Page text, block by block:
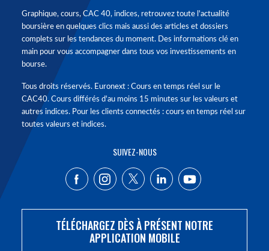
Graphique, cours, CAC 40, indices, retrouvez toute l'actualité
boursière en quelques clics mais aussi des articles et dossiers
complets sur les tendances du moment. Des informations clé en
main pour vous accompagner dans tous vos investissements en
bourse.
Tous droits réservés. Euronext : Cours en temps réel sur le
CAC40. Cours différés d'au moins 15 minutes sur les valeurs et
autres indices. Pour les clients connectés : cours en temps réel sur
toutes valeurs et indices.
SUIVEZ-NOUS
TÉLÉCHARGEZ DÈS À PRÉSENT NOTRE
APPLICATION MOBILE